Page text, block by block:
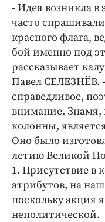
- Идея возникла в
часто
красного флага,
бой именно под
рассказывает
Павел СЕЛЕЗНЁВ.
справедливое,
внимание. Знамя,
колонны,
Оно было
летию Великой
1. Присутствие в
атрибутов, на
поскольку акция
неполитической.